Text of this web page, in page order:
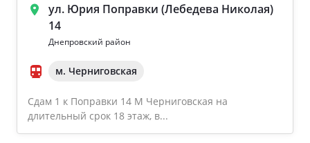
ул. Юрия Поправки (Лебедева Николая)
14
Днепровский район
м. Черниговская
Сдам 1 к Поправки 14 М Черниговская на
длительный срок 18 этаж, в...